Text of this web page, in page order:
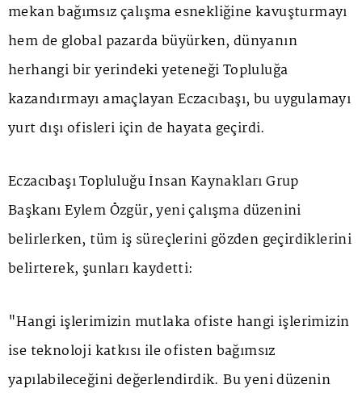
mekan bağımsız çalışma esnekliğine kavuşturmayı
hem de global pazarda büyürken, dünyanın
herhangi bir yerindeki yeteneği Topluluğa
kazandırmayı amaçlayan Eczacıbaşı, bu uygulamayı
yurt dışı ofisleri için de hayata geçirdi.
Eczacıbaşı Topluluğu İnsan Kaynakları Grup
Başkanı Eylem Özgür, yeni çalışma düzenini
belirlerken, tüm iş süreçlerini gözden geçirdiklerini
belirterek, şunları kaydetti:
"Hangi işlerimizin mutlaka ofiste hangi işlerimizin
ise teknoloji katkısı ile ofisten bağımsız
yapılabileceğini değerlendirdik. Bu yeni düzenin